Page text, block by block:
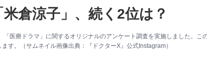
倉涼子」、続く2位は？
「医療ドラマ」に関するオリジナルのアンケート調査を実施しました。こ
す。（サムネイル画像出典：『ドクターX』公式Instagram）